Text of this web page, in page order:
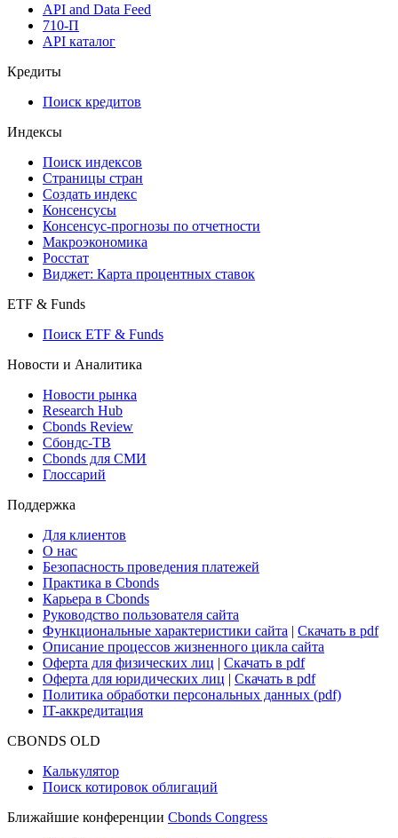
API and Data Feed
710-П
API каталог
Кредиты
Поиск кредитов
Индексы
Поиск индексов
Страницы стран
Создать индекс
Консенсусы
Консенсус-прогнозы по отчетности
Макроэкономика
Росстат
Виджет: Карта процентных ставок
ETF & Funds
Поиск ETF & Funds
Новости и Аналитика
Новости рынка
Research Hub
Cbonds Review
Сбондс-ТВ
Cbonds для СМИ
Глоссарий
Поддержка
Для клиентов
О нас
Безопасность проведения платежей
Практика в Cbonds
Карьера в Cbonds
Руководство пользователя сайта
Функциональные характеристики сайта | Скачать в pdf
Описание процессов жизненного цикла сайта
Оферта для физических лиц | Скачать в pdf
Оферта для юридических лиц | Скачать в pdf
Политика обработки персональных данных (pdf)
IT-аккредитация
CBONDS OLD
Калькулятор
Поиск котировок облигаций
Ближайшие конференции Cbonds Congress